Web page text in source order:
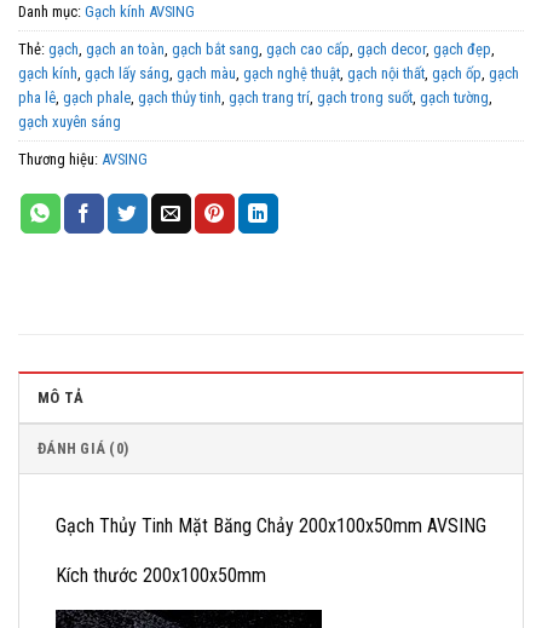
Danh mục: Gạch kính AVSING
Thẻ: gạch gạch an toàn gạch bắt sang gạch cao cấp gạch decor, gạch đẹp
gạch kính gạch lấy sáng gạch màu gạch nghệ thuật gạch nội thất gạch ốp gạch
pha lê gạch phale gạch thủy tinh gạch trang trí gạch trong suốt gạch tường
gạch xuyên sáng
Thương hiệu: AVSING
MÔ TẢ
ĐÁNH GIÁ (0)
Gạch Thủy Tinh Mặt Băng Chảy 200x100x50mm AVSING
Kích thước 200x100x50mm